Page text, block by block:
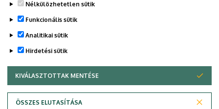
Nélkülözhetetlen sütik
Funkcionális sütik
Analitikai sütik
Hirdetési sütik
KIVÁLASZTOTTAK MENTÉSE
ÖSSZES ELUTASÍTÁSA
WITHDRAW CONSENT